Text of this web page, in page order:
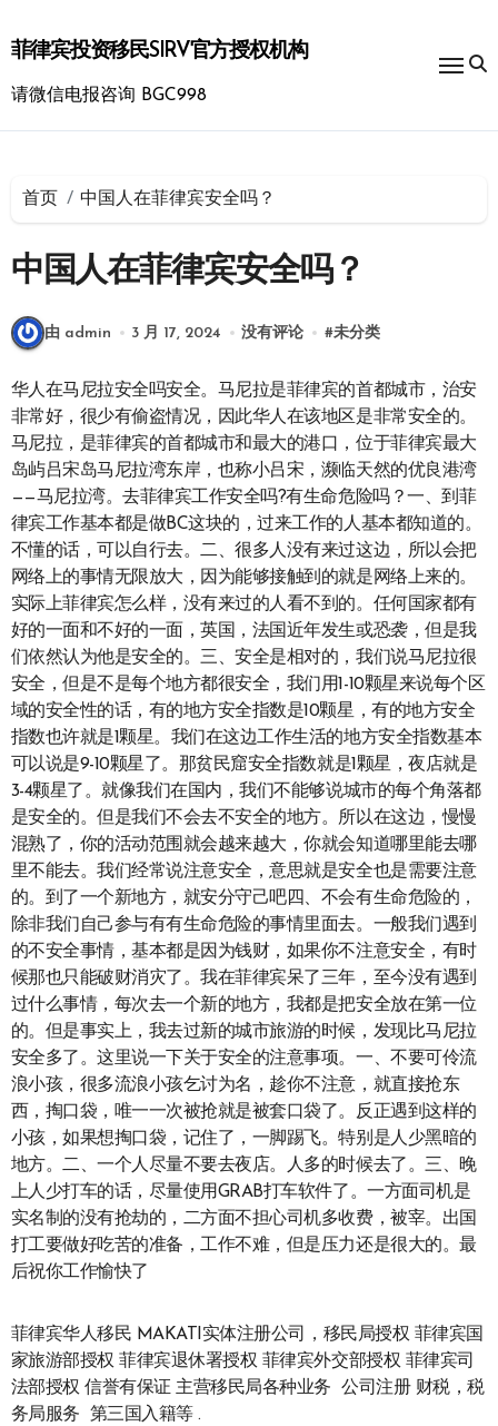
到
内
菲律宾投资移民SIRV官方授权机构
请微信电报咨询 BGC998
首页 中国人在菲律宾安全吗？
中国人在菲律宾安全吗？
由 admin 3 月 17, 2024 没有评论 #未分类
华人在马尼拉安全吗安全。马尼拉是菲律宾的首都城市，治安
非常好，很少有偷盗情况，因此华人在该地区是非常安全的。
马尼拉，是菲律宾的首都城市和最大的港口，位于菲律宾最大
岛屿吕宋岛马尼拉湾东岸，也称小吕宋，濒临天然的优良港湾
——马尼拉湾。去菲律宾工作安全吗?有生命危险吗？一、到菲
律宾工作基本都是做BC这块的，过来工作的人基本都知道的。
不懂的话，可以自行去。二、很多人没有来过这边，所以会把
网络上的事情无限放大，因为能够接触到的就是网络上来的。
实际上菲律宾怎么样，没有来过的人看不到的。任何国家都有
好的一面和不好的一面，英国，法国近年发生或恐袭，但是我
们依然认为他是安全的。三、安全是相对的，我们说马尼拉很
安全，但是不是每个地方都很安全，我们用1-10颗星来说每个区
域的安全性的话，有的地方安全指数是10颗星，有的地方安全
指数也许就是1颗星。我们在这边工作生活的地方安全指数基本
可以说是9-10颗星了。那贫民窟安全指数就是1颗星，夜店就是
3-4颗星了。就像我们在国内，我们不能够说城市的每个角落都
是安全的。但是我们不会去不安全的地方。所以在这边，慢慢
混熟了，你的活动范围就会越来越大，你就会知道哪里能去哪
里不能去。我们经常说注意安全，意思就是安全也是需要注意
的。到了一个新地方，就安分守己吧四、不会有生命危险的，
除非我们自己参与有有生命危险的事情里面去。一般我们遇到
的不安全事情，基本都是因为钱财，如果你不注意安全，有时
候那也只能破财消灾了。我在菲律宾呆了三年，至今没有遇到
过什么事情，每次去一个新的地方，我都是把安全放在第一位
的。但是事实上，我去过新的城市旅游的时候，发现比马尼拉
安全多了。这里说一下关于安全的注意事项。一、不要可伶流
浪小孩，很多流浪小孩乞讨为名，趁你不注意，就直接抢东
西，掏口袋，唯一一次被抢就是被套口袋了。反正遇到这样的
小孩，如果想掏口袋，记住了，一脚踢飞。特别是人少黑暗的
地方。二、一个人尽量不要去夜店。人多的时候去了。三、晚
上人少打车的话，尽量使用GRAB打车软件了。一方面司机是
实名制的没有抢劫的，二方面不担心司机多收费，被宰。出国
打工要做好吃苦的准备，工作不难，但是压力还是很大的。最
后祝你工作愉快了
菲律宾华人移民 MAKATI实体注册公司，移民局授权 菲律宾国
家旅游部授权 菲律宾退休署授权 菲律宾外交部授权 菲律宾司
法部授权 信誉有保证 主营移民局各种业务 公司注册 财税，税
务局服务 第三国入籍等 .